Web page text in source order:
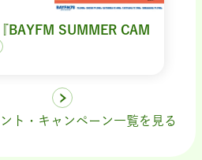
BAYFM SUMMER CAM
ト・キャンペーン一覧を見る